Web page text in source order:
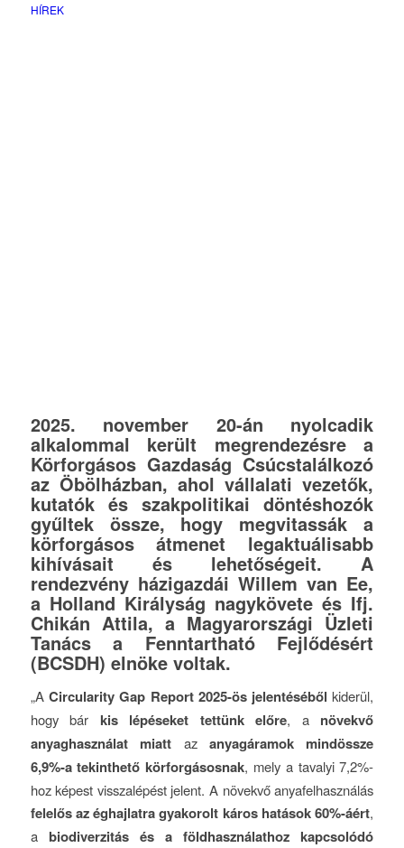
HÍREK
2025. november 20-án nyolcadik
alkalommal került megrendezésre a
Körforgásos Gazdaság Csúcstalálkozó
az Öbölházban, ahol vállalati vezetők,
kutatók és szakpolitikai döntéshozók
gyűltek össze, hogy megvitassák a
körforgásos átmenet legaktuálisabb
kihívásait és lehetőségeit. A
rendezvény házigazdái Willem van Ee,
a Holland Királyság nagykövete és Ifj.
Chikán Attila, a Magyarországi Üzleti
Tanács a Fenntartható Fejlődésért
(BCSDH) elnöke voltak.
„A Circularity Gap Report 2025-ös jelentéséből kiderül,
hogy bár kis lépéseket tettünk előre, a növekvő
anyaghasználat miatt az anyagáramok mindössze
6,9%-a tekinthető körforgásosnak, mely a tavalyi 7,2%-
hoz képest visszalépést jelent. A növekvő anyafelhasználás
felelős az éghajlatra gyakorolt káros hatások 60%-áért,
a biodiverzitás és a földhasználathoz kapcsolódó